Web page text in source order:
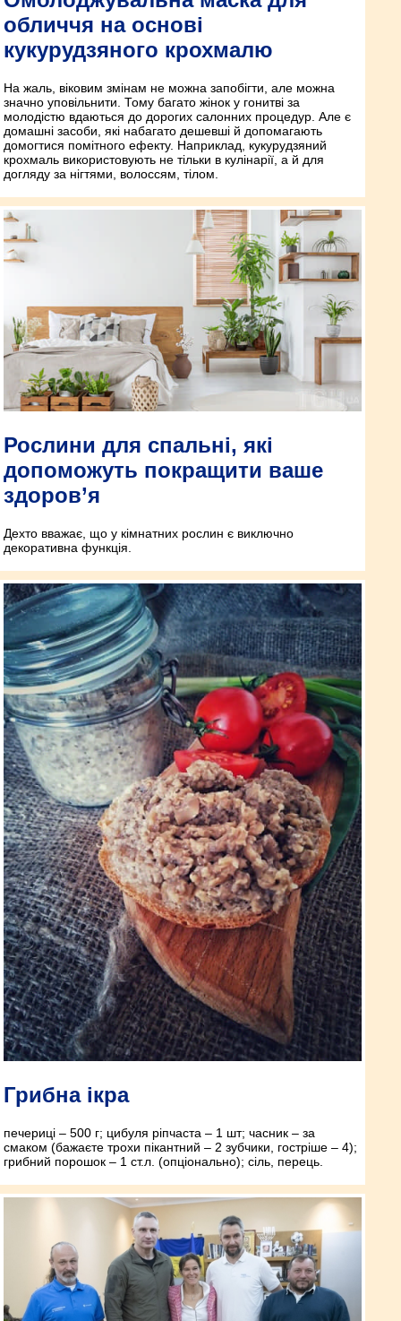
обличчя на основі
кукурудзяного крохмалю
На жаль, віковим змінам не можна запобігти, але можна
значно уповільнити. Тому багато жінок у гонитві за
молодістю вдаються до дорогих салонних процедур. Але є
домашні засоби, які набагато дешевші й допомагають
домогтися помітного ефекту. Наприклад, кукурудзяний
крохмаль використовують не тільки в кулінарії, а й для
догляду за нігтями, волоссям, тілом.
Рослини для спальні, які
допоможуть покращити ваше
здоров’я
Дехто вважає, що у кімнатних рослин є виключно
декоративна функція.
Грибна ікра
печериці – 500 г; цибуля ріпчаста – 1 шт; часник – за
смаком (бажаєте трохи пікантний – 2 зубчики, гостріше – 4);
грибний порошок – 1 ст.л. (опціонально); сіль, перець.